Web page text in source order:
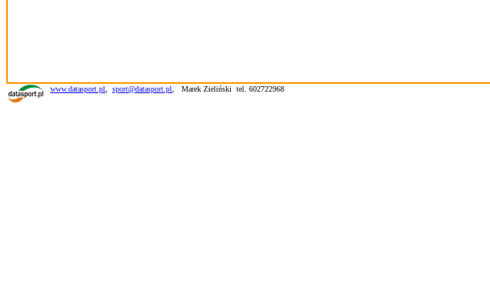
www.datasport.pl sport@datasport.pl Marek Zieliński tel. 602722968